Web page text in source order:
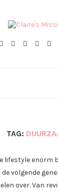
TAG:
lifestyle enorm
volgende
over. Van